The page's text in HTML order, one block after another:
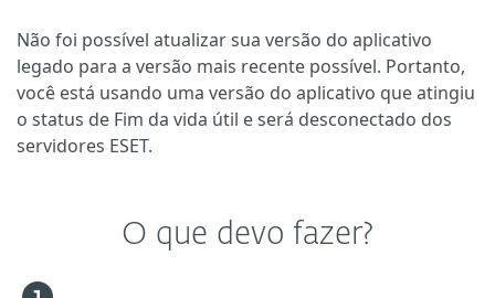
Não foi possível atualizar sua versão do aplicativo
legado para a versão mais recente possível. Portanto,
você está usando uma versão do aplicativo que atingiu
o status de Fim da vida útil e será desconectado dos
servidores ESET.
O que devo fazer?